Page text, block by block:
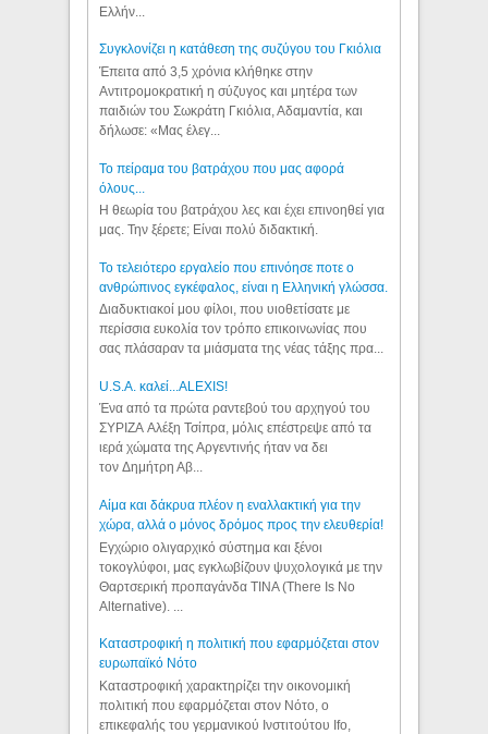
Ελλήν...
Συγκλονίζει η κατάθεση της συζύγου του Γκιόλια
Έπειτα από 3,5 χρόνια κλήθηκε στην
Αντιτρομοκρατική η σύζυγος και μητέρα των
παιδιών του Σωκράτη Γκιόλια, Αδαμαντία, και
δήλωσε: «Μας έλεγ...
Το πείραμα του βατράχου που μας αφορά
όλους...
Η θεωρία του βατράχου λες και έχει επινοηθεί για
μας. Την ξέρετε; Είναι πολύ διδακτική.
Το τελειότερο εργαλείο που επινόησε ποτε ο
ανθρώπινος εγκέφαλος, είναι η Ελληνική γλώσσα.
Διαδυκτιακοί μου φίλοι, που υιοθετίσατε με
περίσσια ευκολία τον τρόπο επικοινωνίας που
σας πλάσαραν τα μιάσματα της νέας τάξης πρα...
U.S.A. καλεί...ALEXIS!
Ένα από τα πρώτα ραντεβού του αρχηγού του
ΣΥΡΙΖΑ Αλέξη Τσίπρα, μόλις επέστρεψε από τα
ιερά χώματα της Αργεντινής ήταν να δει
τον Δημήτρη Αβ...
Αίμα και δάκρυα πλέον η εναλλακτική για την
χώρα, αλλά ο μόνος δρόμος προς την ελευθερία!
Εγχώριο ολιγαρχικό σύστημα και ξένοι
τοκογλύφοι, μας εγκλωβίζουν ψυχολογικά με την
Θαρτσερική προπαγάνδα TINA (There Is No
Alternative). ...
Καταστροφική η πολιτική που εφαρμόζεται στον
ευρωπαϊκό Νότο
Καταστροφική χαρακτηρίζει την οικονομική
πολιτική που εφαρμόζεται στον Νότο, ο
επικεφαλής του γερμανικού Ινστιτούτου Ifo,